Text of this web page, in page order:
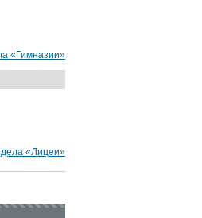
«Гимназии»
«Лицеи»